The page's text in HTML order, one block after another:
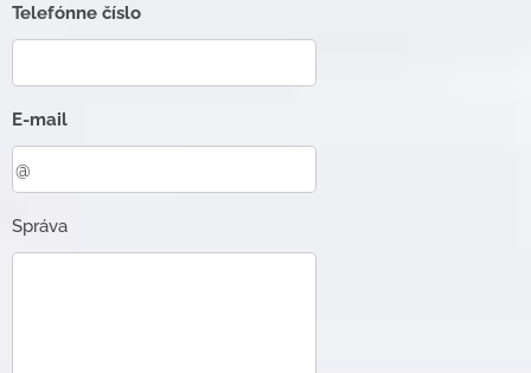
Telefónne číslo
E-mail
Správa